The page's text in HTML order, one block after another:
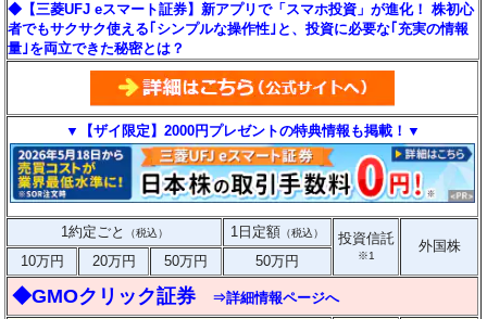
◆【三菱UFJ eスマート証券】新アプリで「スマホ投資」が進化！ 株初心
者でもサクサク使える｢シンプルな操作性｣と、投資に必要な｢充実の情報
量｣を両立できた秘密とは？
▼【ザイ限定】2000円プレゼントの特典情報も掲載！▼
1約定ごと （税込） 1日定額 （税込） 投資信託
※1
外国株
10万円
20万円 50万円 50万円
◆GMOクリック証券 ⇒詳細情報ページへ